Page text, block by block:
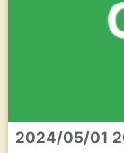
2024/05/01